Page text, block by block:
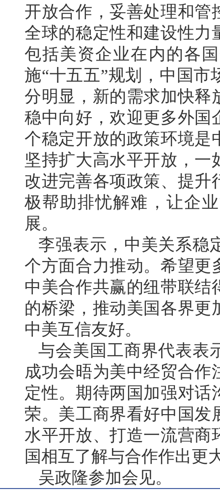
开放合作，妥善处理和管
全球的稳定性和建设性力
包括美资企业在内的各
施“十五五”规划，中国
分明显，新的需求加快释
稳中向好，欢迎更多外国
个稳定开放的政策环境是
坚持扩大高水平开放，
改进完善各项政策、提升
极帮助排忧解难，让企
展。
李强表示，中美关系稳
个方面合力推动。希望更
中美合作共赢的纽带联结
的桥梁，推动美国各界更
中美互信友好。
与会美国工商界代表表
成功会晤为美中经贸合
定性。期待两国加强对话
荣。美工商界看好中国发
水平开放、打造一流营商
国相互了解与合作作出更
吴政隆参加会见。